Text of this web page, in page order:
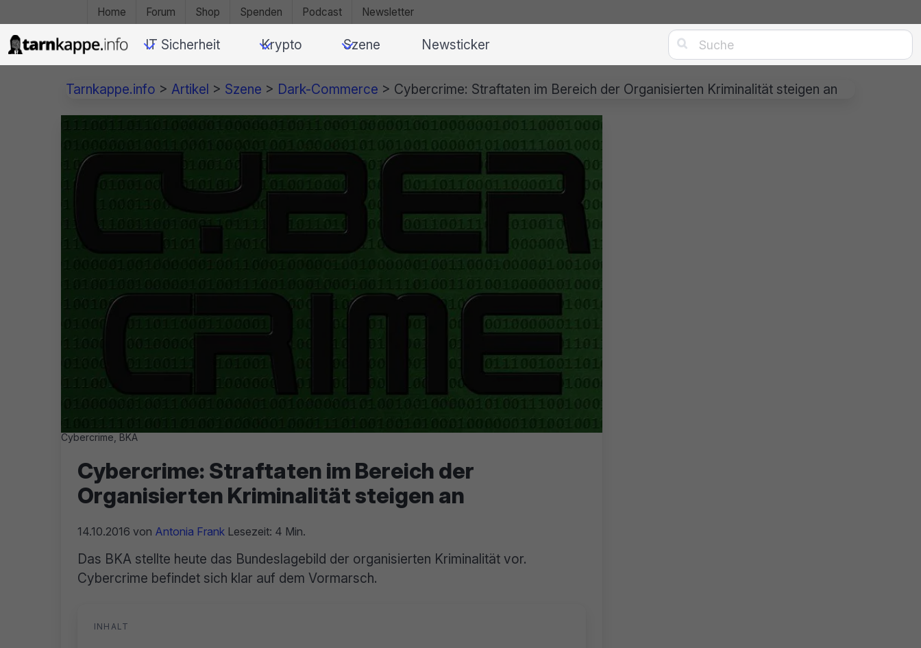
Home Forum Shop Spenden Podcast Newsletter
IT Sicherheit Krypto Szene Newsticker 
Tarnkappe.info > Artikel > Szene > Dark-Commerce > Cybercrime: Straftaten im Bereich der Organisierten Kriminalität steigen an
Cybercrime, BKA
Cybercrime: Straftaten im Bereich der
Organisierten Kriminalität steigen an
14.10.2016 von Antonia Frank Lesezeit: 4 Min.
Das BKA stellte heute das Bundeslagebild der organisierten Kriminalität vor.
Cybercrime befindet sich klar auf dem Vormarsch.
INHALT